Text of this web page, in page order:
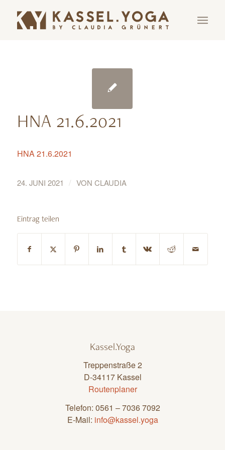
HNA 21.6.2021
HNA 21.6.2021
24. JUNI 2021 / VON CLAUDIA
Eintrag teilen
Kassel.Yoga
Treppenstraße 2
D-34117 Kassel
Routenplaner
Telefon: 0561 – 7036 7092
E-Mail: info@kassel.yoga